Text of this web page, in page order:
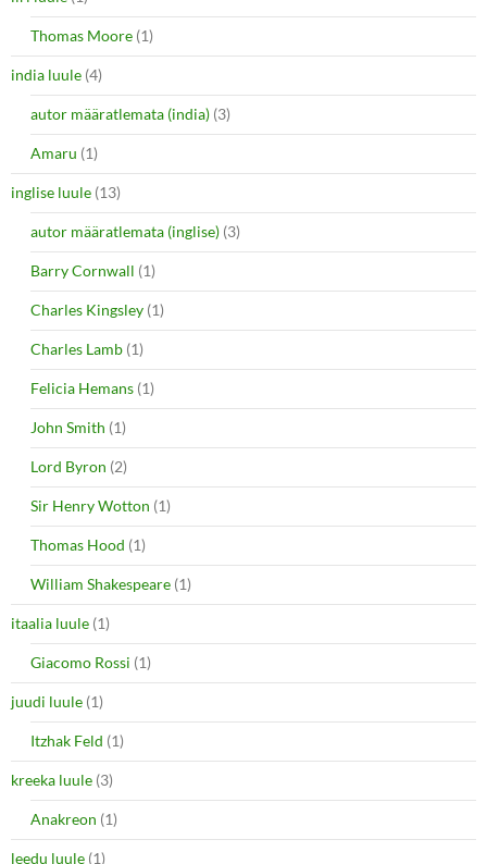
Thomas Moore (1)
india luule (4)
autor määratlemata (india) (3)
Amaru (1)
inglise luule (13)
autor määratlemata (inglise) (3)
Barry Cornwall (1)
Charles Kingsley (1)
Charles Lamb (1)
Felicia Hemans (1)
John Smith (1)
Lord Byron (2)
Sir Henry Wotton (1)
Thomas Hood (1)
William Shakespeare (1)
itaalia luule (1)
Giacomo Rossi (1)
juudi luule (1)
Itzhak Feld (1)
kreeka luule (3)
Anakreon (1)
leedu luule (1)